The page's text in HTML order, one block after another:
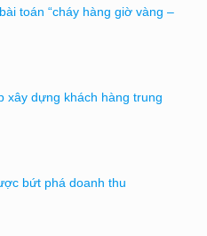
toán “cháy hàng giờ vàng –
xây dựng khách hàng trung
bứt phá doanh thu